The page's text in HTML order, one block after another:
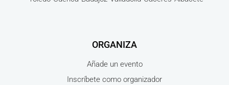
ORGANIZA
Añade un evento
Inscríbete como organizador